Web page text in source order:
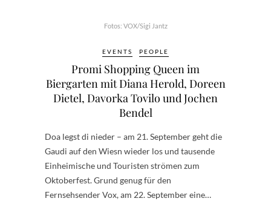
Fotos: VOX/Sigi Jantz
EVENTS PEOPLE
Promi Shopping Queen im
Biergarten mit Diana Herold, Doreen
Dietel, Davorka Tovilo und Jochen
Bendel
Doa legst di nieder – am 21. September geht die
Gaudi auf den Wiesn wieder los und tausende
Einheimische und Touristen strömen zum
Oktoberfest. Grund genug für den
Fernsehsender Vox, am 22. September eine…